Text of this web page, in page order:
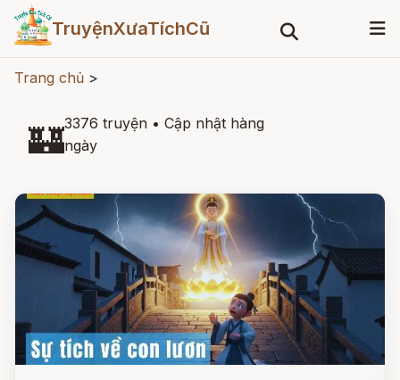
TruyệnXưaTíchCũ
Trang chủ >
🏰3376 truyện • Cập nhật hàng
ngày